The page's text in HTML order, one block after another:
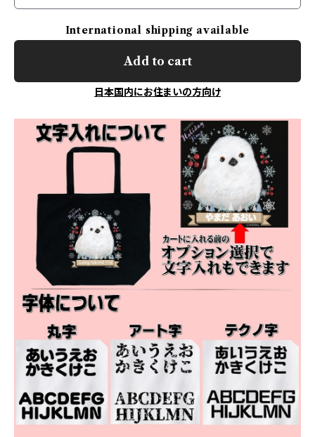
International shipping available
Add to cart
日本国内にお住まいの方向け